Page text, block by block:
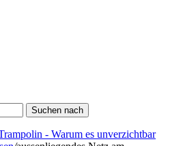
Suchen nach
- Warum es unverzichtbar